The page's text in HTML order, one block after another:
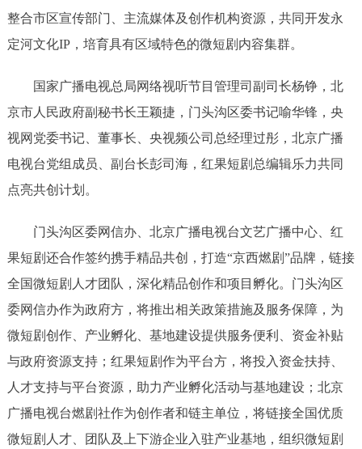
整合市区宣传部门、主流媒体及创作机构资源，共同开发永
定河文化IP，培育具有区域特色的微短剧内容集群。
国家广播电视总局网络视听节目管理司副司长杨铮，北
京市人民政府副秘书长王颖捷，门头沟区委书记喻华锋，央
视网党委书记、董事长、央视频公司总经理过彤，北京广播
电视台党组成员、副台长彭司海，红果短剧总编辑乐力共同
点亮共创计划。
门头沟区委网信办、北京广播电视台文艺广播中心、红
果短剧还合作签约携手精品共创，打造“京西燃剧”品牌，链接
全国微短剧人才团队，深化精品创作和项目孵化。门头沟区
委网信办作为政府方，将推出相关政策措施及服务保障，为
微短剧创作、产业孵化、基地建设提供服务便利、资金补贴
与政府资源支持；红果短剧作为平台方，将投入资金扶持、
人才支持与平台资源，助力产业孵化活动与基地建设；北京
广播电视台燃剧社作为创作者和链主单位，将链接全国优质
微短剧人才、团队及上下游企业入驻产业基地，组织微短剧